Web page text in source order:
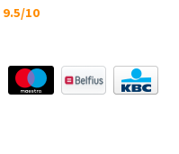
9.5/10